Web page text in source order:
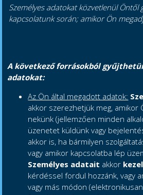
Személyes adatokat közvetlenül
kapcsolatunk során; amikor Ön
A következő forrásokból
adatokat:
Az Ön által megadott adatok:
akkor szerezhetjük meg, amikor
nekünk (jellemzően minden
üzenetet küldünk vagy
akkor is, ha bármilyen
vagy amikor kapcsolatba lép
Személyes adatait akkor
kérdéssel fordul hozzánk, vagy
vagy más módon